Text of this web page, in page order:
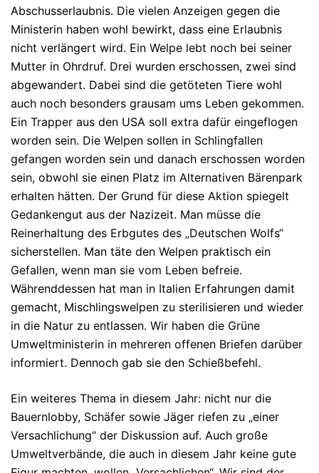
Abschusserlaubnis. Die vielen Anzeigen gegen die
Ministerin haben wohl bewirkt, dass eine Erlaubnis
nicht verlängert wird. Ein Welpe lebt noch bei seiner
Mutter in Ohrdruf. Drei wurden erschossen, zwei sind
abgewandert. Dabei sind die getöteten Tiere wohl
auch noch besonders grausam ums Leben gekommen.
Ein Trapper aus den USA soll extra dafür eingeflogen
worden sein. Die Welpen sollen in Schlingfallen
gefangen worden sein und danach erschossen worden
sein, obwohl sie einen Platz im Alternativen Bärenpark
erhalten hätten. Der Grund für diese Aktion spiegelt
Gedankengut aus der Nazizeit. Man müsse die
Reinerhaltung des Erbgutes des „Deutschen Wolfs“
sicherstellen. Man täte den Welpen praktisch ein
Gefallen, wenn man sie vom Leben befreie.
Währenddessen hat man in Italien Erfahrungen damit
gemacht, Mischlingswelpen zu sterilisieren und wieder
in die Natur zu entlassen. Wir haben die Grüne
Umweltministerin in mehreren offenen Briefen darüber
informiert. Dennoch gab sie den Schießbefehl.
Ein weiteres Thema in diesem Jahr: nicht nur die
Bauernlobby, Schäfer sowie Jäger riefen zu „einer
Versachlichung“ der Diskussion auf. Auch große
Umweltverbände, die auch in diesem Jahr keine gute